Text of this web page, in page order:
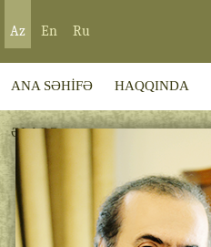
Az En Ru
ANA SƏHİFƏ HAQQINDA
ƏLAQƏ